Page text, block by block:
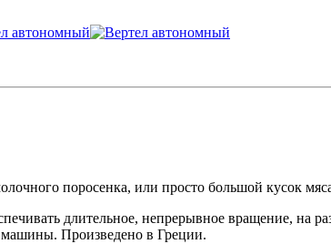
поросенка, или просто большой кусок
длительное, непрерывное вращение, на
машины. Произведено в Греции.